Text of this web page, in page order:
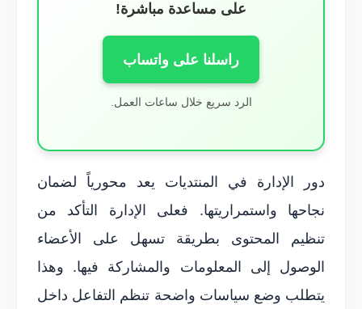
على مساعدة مباشرة!
راسلنا على واتساب
الرد سريع خلال ساعات العمل.
دور الإدارة في المنتديات يعد محورياً لضمان
نجاحها واستمراريتها. فعلى الإدارة التأكد من
تنظيم المحتوى بطريقة تسهل على الأعضاء
الوصول إلى المعلومات والمشاركة فيها. وهذا
يتطلب وضع سياسات واضحة تنظم التفاعل داخل